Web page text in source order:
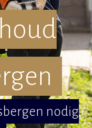
nodig